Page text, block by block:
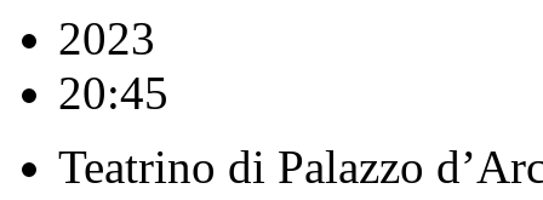
2023
20:45
Teatrino di Palazzo